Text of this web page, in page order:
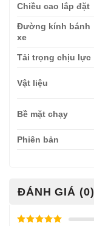
Chiều cao lắp đặt
Đường kính bánh
xe
Tải trọng chịu lực
Vật liệu
Bề mặt chạy
Phiên bản
ĐÁNH GIÁ (0)